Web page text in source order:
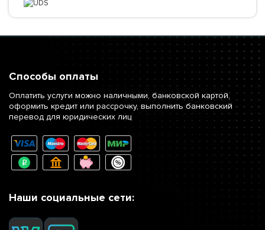
Способы оплаты
Оплатить услуги можно наличными, банковской картой,
оформить кредит или рассрочку, выполнить банковский
перевод для юридических лиц
Наши социальные сети: